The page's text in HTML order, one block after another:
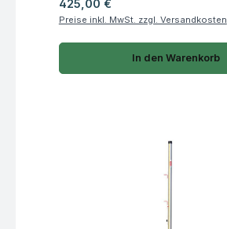
Regulärer Preis:
425,00 €
Preise inkl. MwSt. zzgl. Versandkosten
In den Warenkorb